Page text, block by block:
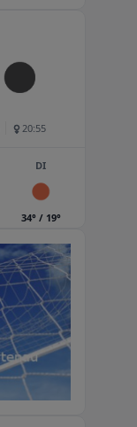
20:55
DI
34° / 19°